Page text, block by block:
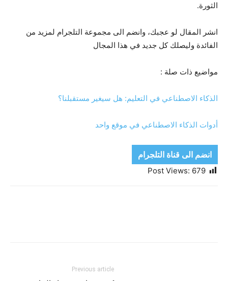
الثورة.
انشر المقال لو عجبك، وانضم الى مجموعة التلجرام لمزيد من
الفائدة وليصلك كل جديد في هذا المجال
مواضيع ذات صلة :
الذكاء الاصطناعي في التعليم: هل سيغير مستقبلنا؟
أدوات الذكاء الاصطناعي في موقع واحد
انضم الى قناة التلجرام
Post Views: 679
Previous article